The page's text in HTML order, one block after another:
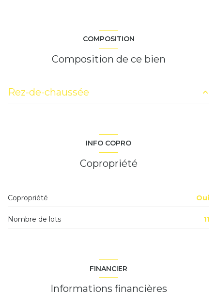
COMPOSITION
Composition de ce bien
Rez-de-chaussée
Salle d'eau + WC
chambre
9.7 m²
INFO COPRO
Copropriété
Copropriété Oui
Nombre de lots 11
FINANCIER
Informations financières